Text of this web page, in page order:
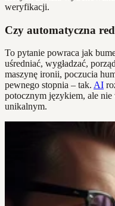
weryfikacji.
Czy automatyczna
To pytanie powraca jak
uśredniać, wygładzać,
maszynę ironii, poczucia
pewnego stopnia – tak. AI
potocznym językiem, ale
unikalnym.